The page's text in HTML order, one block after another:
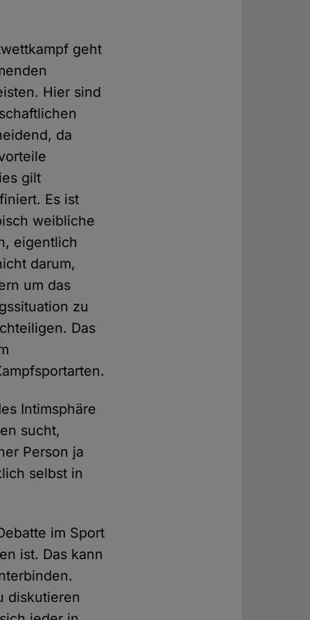
geht
Hier sind
da
gilt
Es ist
weibliche
eigentlich
darum,
um das
zu
Das
Intimsphäre
sucht,
Person ja
selbst in
im Sport
ist. Das kann
diskutieren